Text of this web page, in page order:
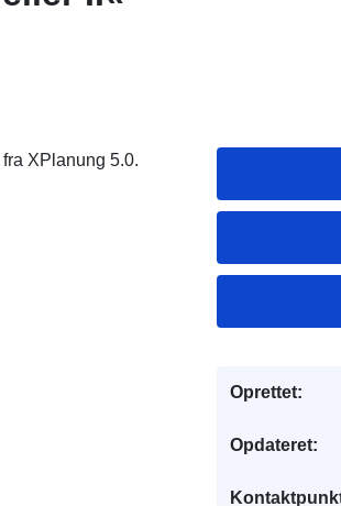
XPlanung 5.0.
Oprettet:
Opdateret: